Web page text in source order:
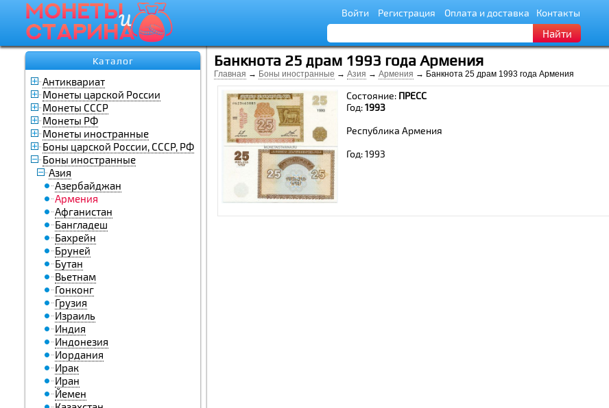
Войти Регистрация Оплата и доставка Контакты
Найти
Каталог
Антиквариат
Монеты царской России
Монеты СССР
Монеты РФ
Монеты иностранные
Боны царской России, СССР, РФ
Боны иностранные
Азия
Азербайджан
Армения
Афганистан
Бангладеш
Бахрейн
Бруней
Бутан
Вьетнам
Гонконг
Грузия
Израиль
Индия
Индонезия
Иордания
Ирак
Иран
Йемен
Банкнота 25 драм 1993 года Армения
Главная → Боны иностранные → Азия → Армения → Банкнота 25 драм 1993 года Армения
Состояние: ПРЕСС
Год:1993
Республика Армения
Год: 1993